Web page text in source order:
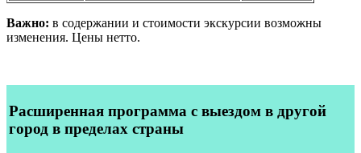
Важно: в содержании и стоимости экскурсии возможны
изменения. Цены нетто.
Расширенная программа с выездом в другой
город в пределах страны